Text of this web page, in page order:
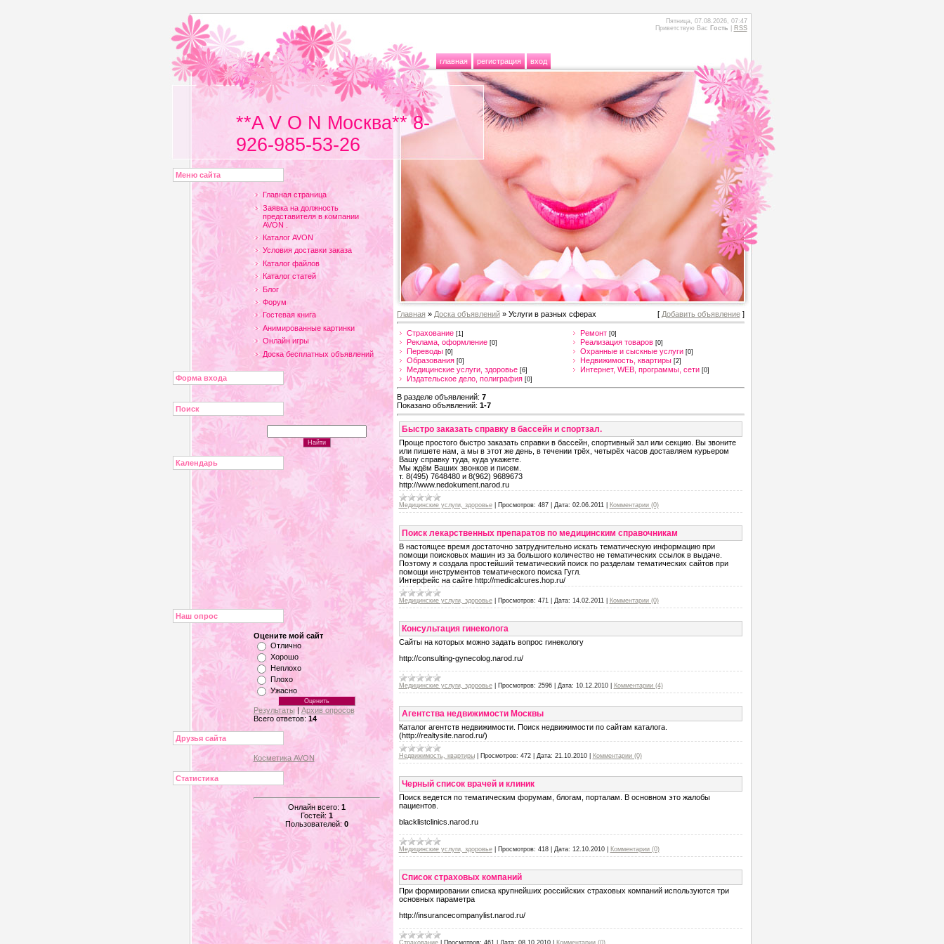
Пятница, 07.08.2026, 07:47
Приветствую Вас Гость RSS
главная регистрация вход
**A V O N Москва** 8-
926-985-53-26
Меню сайта
Главная страница
Заявка на должность
представителя в компании
AVON .
Каталог AVON
Условия доставки заказа
Каталог файлов
Каталог статей
Блог
Форум
Гостевая книга
Анимированные картинки
Онлайн игры
Доска бесплатных объявлений
Форма входа
Поиск
Календарь
Наш опрос
Оцените мой сайт
Отлично
Хорошо
Неплохо
Плохо
Ужасно
Результаты | Архив опросов
Всего ответов: 14
Друзья сайта
Косметика AVON
Статистика
Онлайн всего: 1
Гостей: 1
Пользователей: 0
Главная» Доска объявлений» Услуги в разных сферах [ Добавить объявление]
Страхование [1] Ремонт [0]
Реклама, оформление [0] Реализация товаров [0]
Переводы [0] Охранные и сыскные услуги [0]
Образования [0] Недвижимость, квартиры [2]
Медицинские услуги, здоровье [6] Интернет, WEB, программы, сети [0]
Издательское дело, полиграфия [0]
В разделе объявлений: 7
Показано объявлений: 1-7
Быстро заказать справку в бассейн и спортзал.
Проще простого быстро заказать справки в бассейн, спортивный зал или секцию. Вы звоните
или пишете нам, а мы в этот же день, в течении трёх, четырёх часов доставляем курьером
Вашу справку туда, куда укажете.
Мы ждём Ваших звонков и писем.
т. 8(495) 7648480 и 8(962) 9689673
http://www.nedokument.narod.ru
Медицинские услуги, здоровье| Просмотров: 487| Дата: 02.06.2011 Комментарии (0)
Поиск лекарственных препаратов по медицинским справочникам
В настоящее время достаточно затруднительно искать тематическую информацию при
помощи поисковых машин из за большого количество не тематических ссылок в выдаче.
Поэтому я создала простейший тематический поиск по разделам тематических сайтов при
помощи инструментов тематического поиска Гугл.
Интерфейс на сайте http://medicalcures.hop.ru/
Медицинские услуги, здоровье| Просмотров: 471 Дата: 14.02.2011 Комментарии (0)
Консультация гинеколога
Сайты на которых можно задать вопрос гинекологу
http://consulting-gynecolog.narod.ru/
Медицинские услуги, здоровье| Просмотров: 2596| Дата: 10.12.2010 Комментарии (4)
Агентства недвижимости Москвы
Каталог агентств недвижимости. Поиск недвижимости по сайтам каталога.
(http://realtysite.narod.ru/)
Недвижимость, квартиры| Просмотров: 472| Дата: 21.10.2010 Комментарии (0)
Черный список врачей и клиник
Поиск ведется по тематическим форумам, блогам, порталам. В основном это жалобы
пациентов.
blacklistclinics.narod.ru
Медицинские услуги, здоровье| Просмотров: 418| Дата: 12.10.2010 Комментарии (0)
Список страховых компаний
При формировании списка крупнейших российских страховых компаний используются три
основных параметра
http://insurancecompanylist.narod.ru/